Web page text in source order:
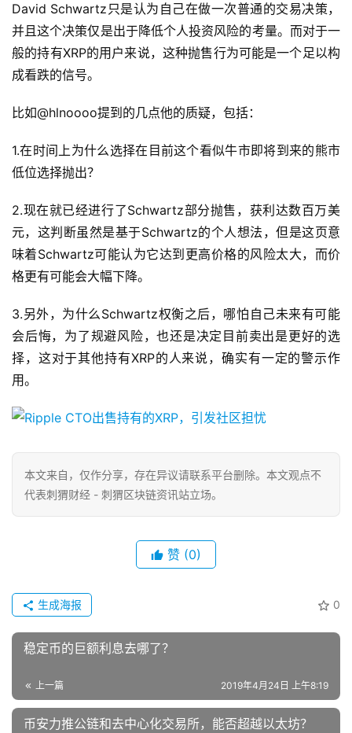
David Schwartz只是认为自己在做一次普通的交易决策，
并且这个决策仅是出于降低个人投资风险的考量。而对于一
般的持有XRP的用户来说，这种抛售行为可能是一个足以构
成看跌的信号。
比如@hlnoooo提到的几点他的质疑，包括：
1.在时间上为什么选择在目前这个看似牛市即将到来的熊市
低位选择抛出？
2.现在就已经进行了Schwartz部分抛售，获利达数百万美
元，这判断虽然是基于Schwartz的个人想法，但是这页意
味着Schwartz可能认为它达到更高价格的风险太大，而价
格更有可能会大幅下降。
3.另外，为什么Schwartz权衡之后，哪怕自己未来有可能
会后悔，为了规避风险，也还是决定目前卖出是更好的选
择，这对于其他持有XRP的人来说，确实有一定的警示作
用。
本文来自 ，仅作分享，存在异议请联系平台删除。本文观点不
代表刺猬财经 - 刺猬区块链资讯站立场。
赞 (0)
0
生成海报
稳定币的巨额利息去哪了？
上一篇 2019年4月24日 上午8:19
币安力推公链和去中心化交易所，能否超越以太坊？